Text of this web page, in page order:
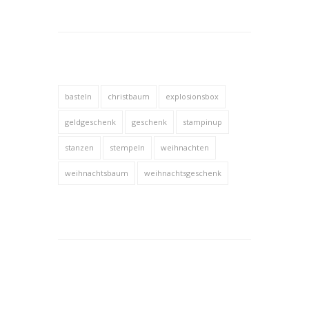
basteln christbaum explosionsbox
geldgeschenk geschenk stampinup
stanzen stempeln weihnachten
weihnachtsbaum weihnachtsgeschenk